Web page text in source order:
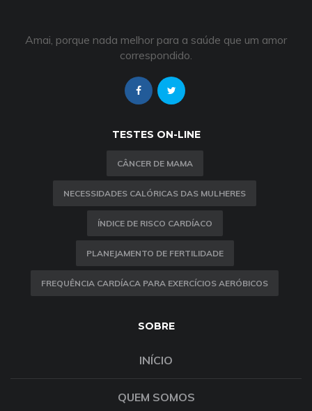
Amai, porque nada melhor para a saúde que um amor
correspondido.
TESTES ON-LINE
CÂNCER DE MAMA
NECESSIDADES CALÓRICAS DAS MULHERES
ÍNDICE DE RISCO CARDÍACO
PLANEJAMENTO DE FERTILIDADE
FREQUÊNCIA CARDÍACA PARA EXERCÍCIOS AERÓBICOS
SOBRE
INÍCIO
QUEM SOMOS